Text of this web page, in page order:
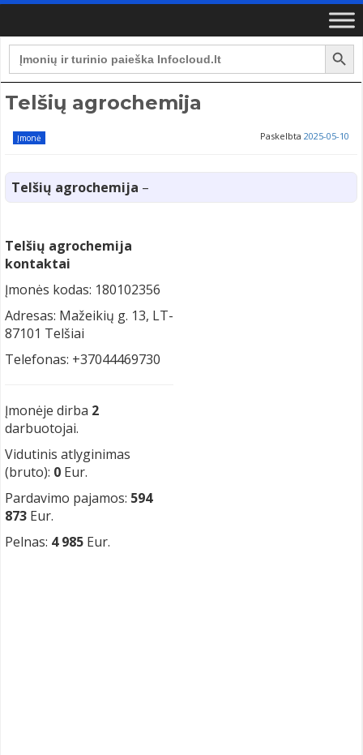
Search
for:
Search Button
Telšių agrochemija
Įmonė Paskelbta 2025-05-10
Telšių agrochemija –
Telšių agrochemija
kontaktai
Įmonės kodas: 180102356
Adresas: Mažeikių g. 13, LT-
87101 Telšiai
Telefonas: +37044469730
Įmonėje dirba 2
darbuotojai.
Vidutinis atlyginimas
(bruto): 0 Eur.
Pardavimo pajamos: 594
873 Eur.
Pelnas: 4 985 Eur.